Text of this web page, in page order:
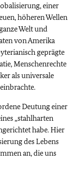
einer
höheren Wellen
Welt und
von Amerika
geprägte
Menschenrechte
als universale
Deutung einer
„stahlharten
habe. Hier
des Lebens
an, die uns